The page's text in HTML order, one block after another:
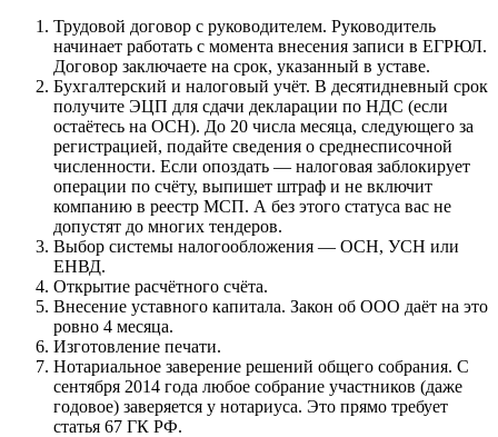
Трудовой договор с руководителем. Руководитель
начинает работать с момента внесения записи в ЕГРЮЛ.
Договор заключаете на срок, указанный в уставе.
Бухгалтерский и налоговый учёт. В десятидневный срок
получите ЭЦП для сдачи декларации по НДС (если
остаётесь на ОСН). До 20 числа месяца, следующего за
регистрацией, подайте сведения о среднесписочной
численности. Если опоздать — налоговая заблокирует
операции по счёту, выпишет штраф и не включит
компанию в реестр МСП. А без этого статуса вас не
допустят до многих тендеров.
Выбор системы налогообложения — ОСН, УСН или
ЕНВД.
Открытие расчётного счёта.
Внесение уставного капитала. Закон об ООО даёт на это
ровно 4 месяца.
Изготовление печати.
Нотариальное заверение решений общего собрания. С
сентября 2014 года любое собрание участников (даже
годовое) заверяется у нотариуса. Это прямо требует
статья 67 ГК РФ.